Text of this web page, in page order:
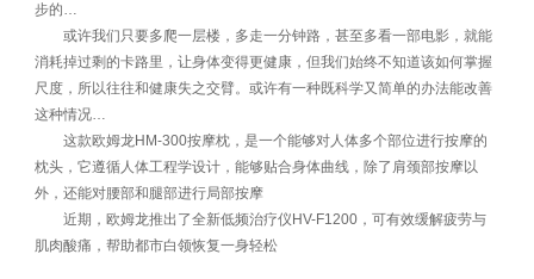
步的…
或许我们只要多爬一层楼，多走一分钟路，甚至多看一部电影，就能
消耗掉过剩的卡路里，让身体变得更健康，但我们始终不知道该如何掌握
尺度，所以往往和健康失之交臂。或许有一种既科学又简单的办法能改善
这种情况…
这款欧姆龙HM-300按摩枕，是一个能够对人体多个部位进行按摩的
枕头，它遵循人体工程学设计，能够贴合身体曲线，除了肩颈部按摩以
外，还能对腰部和腿部进行局部按摩
近期，欧姆龙推出了全新低频治疗仪HV-F1200，可有效缓解疲劳与
肌肉酸痛，帮助都市白领恢复一身轻松